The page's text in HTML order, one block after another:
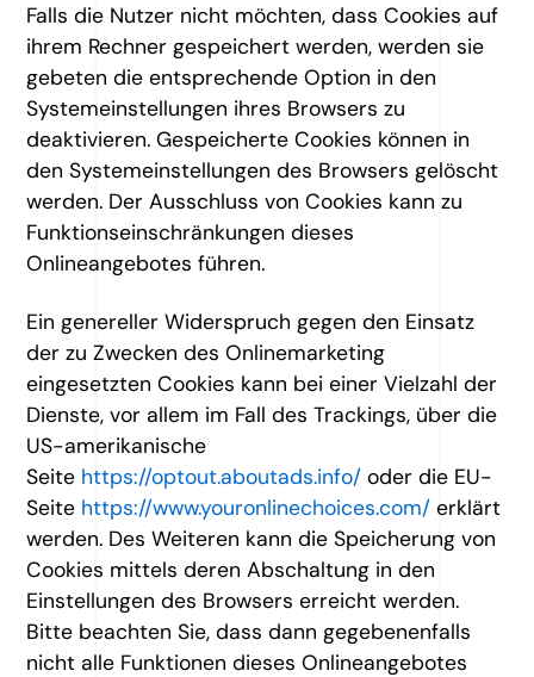
Falls die Nutzer nicht möchten, dass Cookies auf
ihrem Rechner gespeichert werden, werden sie
gebeten die entsprechende Option in den
Systemeinstellungen ihres Browsers zu
deaktivieren. Gespeicherte Cookies können in
den Systemeinstellungen des Browsers gelöscht
werden. Der Ausschluss von Cookies kann zu
Funktionseinschränkungen dieses
Onlineangebotes führen.
Ein genereller Widerspruch gegen den Einsatz
der zu Zwecken des Onlinemarketing
eingesetzten Cookies kann bei einer Vielzahl der
Dienste, vor allem im Fall des Trackings, über die
US-amerikanische
Seite https://optout.aboutads.info/ oder die EU-
Seite https://www.youronlinechoices.com/ erklärt
werden. Des Weiteren kann die Speicherung von
Cookies mittels deren Abschaltung in den
Einstellungen des Browsers erreicht werden.
Bitte beachten Sie, dass dann gegebenenfalls
nicht alle Funktionen dieses Onlineangebotes